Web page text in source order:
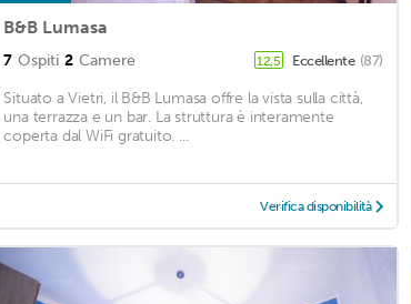
B&B Lumasa
7 Ospiti 2 Camere 12,5 Eccellente (87)
Situato a Vietri, il B&B Lumasa offre la vista sulla città,
una terrazza e un bar. La struttura è interamente
coperta dal WiFi gratuito. ...
Verifica disponibilità